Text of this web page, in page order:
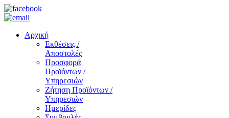
Αρχική
Εκθέσεις /
Αποστολές
Προσφορά
Προϊόντων /
Υπηρεσιών
Ζήτηση Προϊόντων /
Υπηρεσιών
Ημερίδες